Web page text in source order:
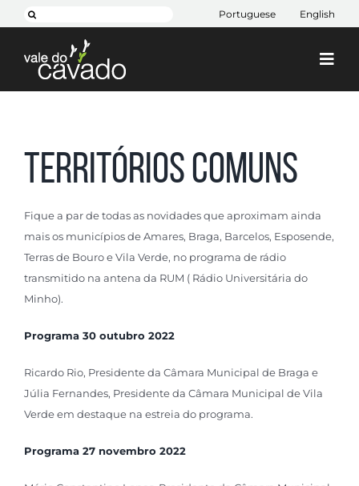
to
content
Pesquisar Portuguese English
Projetos
Contactos
Territórios Comuns
Fique a par de todas as novidades que aproximam ainda
mais os municípios de Amares, Braga, Barcelos, Esposende,
Terras de Bouro e Vila Verde, no programa de rádio
transmitido na antena da RUM ( Rádio Universitária do
Minho).
Programa 30 outubro 2022
Ricardo Rio, Presidente da Câmara Municipal de Braga e
Júlia Fernandes, Presidente da Câmara Municipal de Vila
Verde em destaque na estreia do programa.
Programa 27 novembro 2022